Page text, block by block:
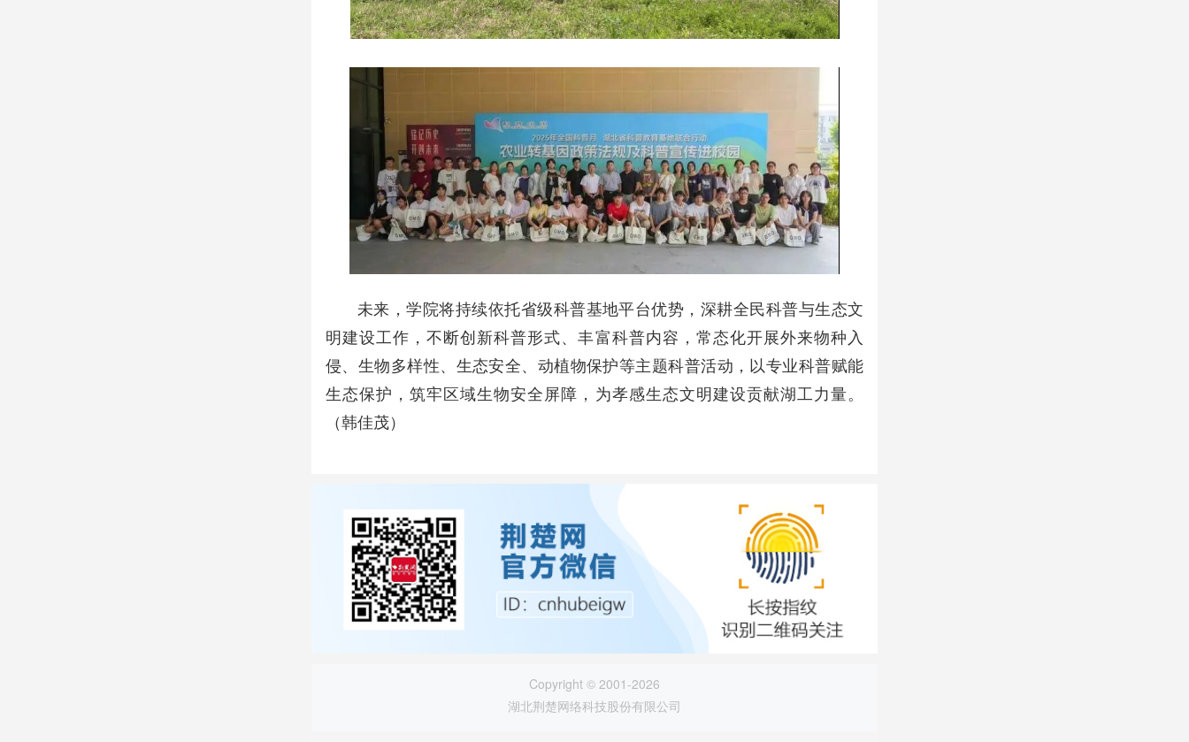
未来，学院将持续依托省级科普基地平台优势，深耕全民科普与生态文
明建设工作，不断创新科普形式、丰富科普内容，常态化开展外来物种入
侵、生物多样性、生态安全、动植物保护等主题科普活动，以专业科普赋能
生态保护，筑牢区域生物安全屏障，为孝感生态文明建设贡献湖工力量。
（韩佳茂）
Copyright © 2001-2026
湖北荆楚网络科技股份有限公司